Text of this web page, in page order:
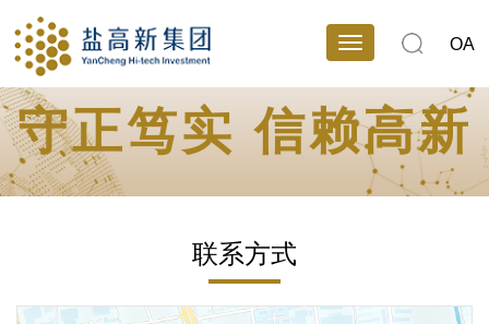
OA
守正笃实 信赖高新
联系方式